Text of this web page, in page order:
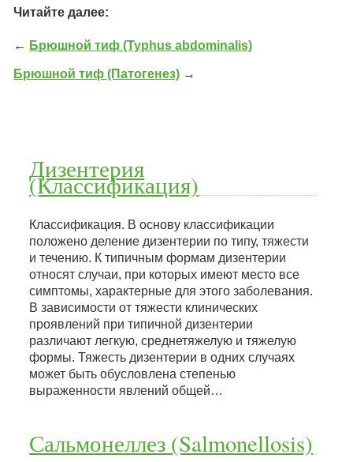
Читайте далее:
← Брюшной тиф (Typhus abdominalis)
Брюшной тиф (Патогенез) →
Дизентерия
(Классификация)
Классификация. В основу классификации
положено деление дизентерии по типу, тяжести
и течению. К типичным формам дизентерии
относят случаи, при которых имеют место все
симптомы, характерные для этого заболевания.
В зависимости от тяжести клинических
проявлений при типичной дизентерии
различают легкую, среднетяжелую и тяжелую
формы. Тяжесть дизентерии в одних случаях
может быть обусловлена степенью
выраженности явлений общей…
Сальмонеллез (Salmonellosis)